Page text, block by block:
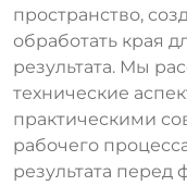
пространство,
обработать края
результата. Мы
технические
практическими
рабочего
результата перед